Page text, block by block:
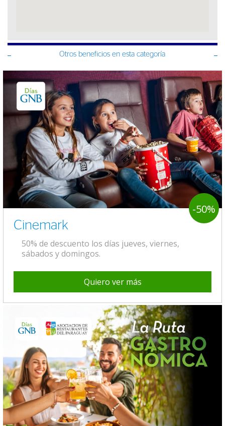
Otros beneficios en esta categoría
-50%
Cinemark
50% de descuento los días jueves, viernes,
sábados y domingos.
Quiero ver más